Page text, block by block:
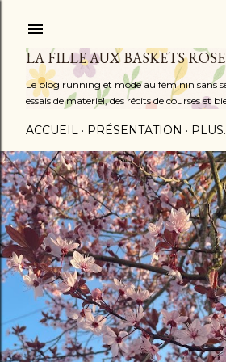
LA FILLE AUX BASKETS
Le blog running et mode au féminin sans
essais de materiel, des récits de courses et
ACCUEIL PRÉSENTATION